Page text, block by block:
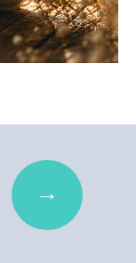
ניווט→